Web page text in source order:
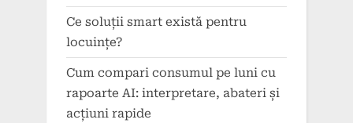
Ce soluții smart există pentru
locuințe?
Cum compari consumul pe luni cu
rapoarte AI: interpretare, abateri și
acțiuni rapide